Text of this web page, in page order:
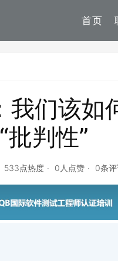
首页
我们该如
批判性”
533点热度 0人点赞 0条